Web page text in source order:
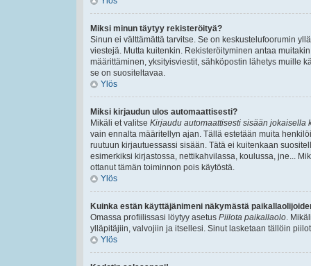
Miksi minun täytyy rekisteröityä?
Sinun ei välttämättä tarvitse. Se on keskustelufoorumin
viestejä. Mutta kuitenkin. Rekisteröityminen antaa
määrittäminen, yksityisviestit, sähköpostin lähetys muille
se on suositeltavaa.
Ylös
Miksi kirjaudun ulos automaattisesti?
Mikäli et valitse Kirjaudu automaattisesti sisään jokaisella
vain ennalta määritellyn ajan. Tällä estetään muita
ruutuun kirjautuessassi sisään. Tätä ei kuitenkaan
esimerkiksi kirjastossa, nettikahvilassa, koulussa, jne...
ottanut tämän toiminnon pois käytöstä.
Ylös
Kuinka estän käyttäjänimeni näkymästä
Omassa profiilissasi löytyy asetus Piilota paikallaolo.
ylläpitäjiin, valvojiin ja itsellesi. Sinut lasketaan tällöin
Ylös